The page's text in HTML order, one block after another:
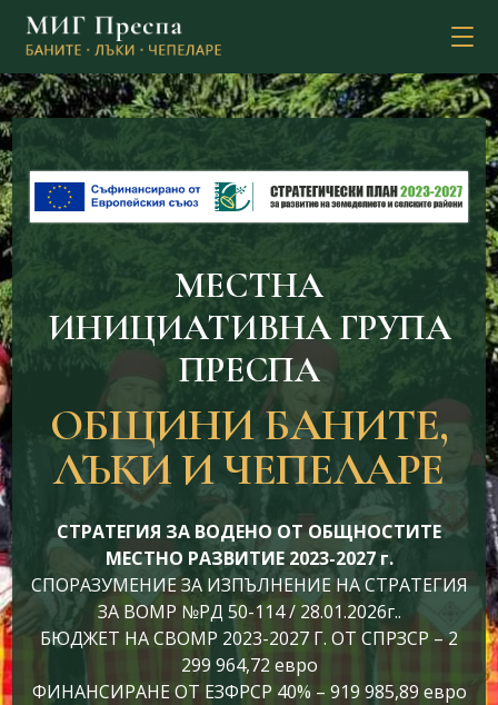
MЕСТНА
ИНИЦИАТИВНА ГРУПА
ПРЕСПА
ОБЩИНИ БАНИТЕ,
ЛЪКИ И ЧЕПЕЛАРЕ
СТРАТЕГИЯ ЗА ВОДЕНО ОТ ОБЩНОСТИТЕ
МЕСТНО РАЗВИТИЕ 2023-2027 г.
СПОРАЗУМЕНИЕ ЗА ИЗПЪЛНЕНИЕ НА СТРАТЕГИЯ
ЗА ВОМР №РД 50-114 / 28.01.2026г..
БЮДЖЕТ НА СВОМР 2023-2027 Г. ОТ СПРЗСР – 2
299 964,72 евро
ФИНАНСИРАНЕ ОТ ЕЗФРСР 40% – 919 985,89 евро